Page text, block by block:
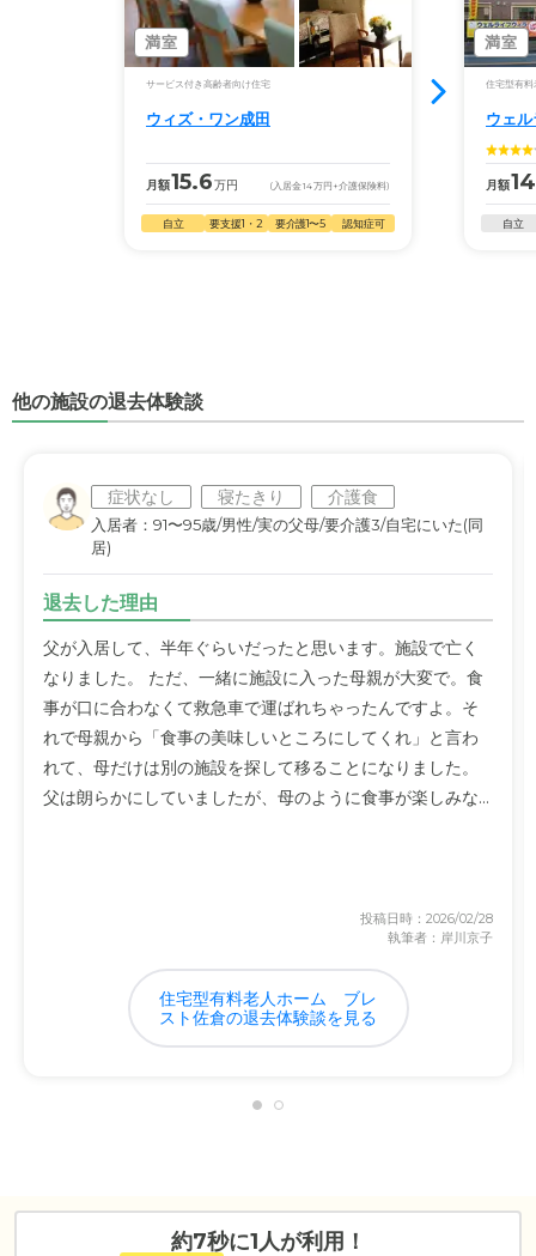
満室
サービス付き高齢者向け住宅
ウィズ・ワン成田
月額15.6万円 (入居金14万円 +介護保険料)
自立 要支援1・2 要介護1〜5 認知症可
満室
住宅型有料
ウェ
月額
自立
他の施設の退去体験談
症状なし 寝たきり 介護食
入居者：91〜95歳/男性/実の父母/要介護3/自宅にいた(同
居)
退去した理由
父が入居して、半年ぐらいだったと思います。施設で亡く
なりました。 ただ、一緒に施設に入った母親が大変で。食
事が口に合わなくて救急車で運ばれちゃったんですよ。そ
れで母親から「食事の美味しいところにしてくれ」と言わ
れて、母だけは別の施設を探して移ることになりました。
父は朗らかにしていましたが、母のように食事が楽しみな...
投稿日時：2026/02/28
執筆者：岸川京子
住宅型有料老人ホーム　ブレ
スト佐倉の退去体験談を見る
約7秒に1人が利用！